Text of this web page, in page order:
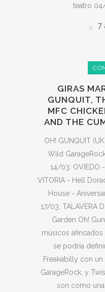
teatro
7
GIRAS
GUNQUIT,
MFC
AND THE
OH! GUNQUIT
Wild
14/03: OVIEDO
VITORIA - Hell
House -
17/03: TALAVERA
Garden Oh!
músicos
se podría
Freakabilly con
GarageRock, y
son como